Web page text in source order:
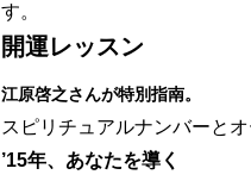
す。
開運レッスン
江原啓之さんが特別指南。
スピリチュアルナンバーとオ
’15年、あなたを導く